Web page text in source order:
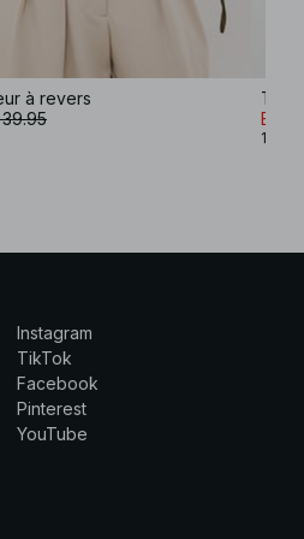
à revers
39.95
Top
EUR
1
Instagram
TikTok
Facebook
Pinterest
YouTube